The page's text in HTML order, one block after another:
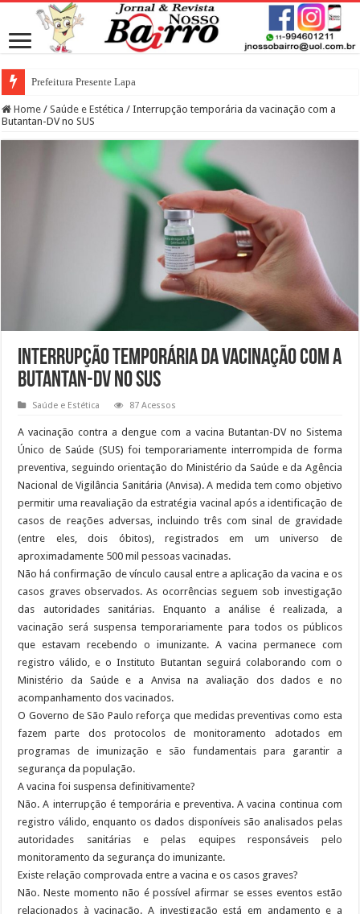
Prefeitura Presente Lapa
Home / Saúde e Estética / Interrupção temporária da vacinação com a
Butantan-DV no SUS
Interrupção temporária da vacinação com a
Butantan-DV no SUS
Saúde e Estética 87 Acessos
A vacinação contra a dengue com a vacina Butantan-DV no Sistema
Único de Saúde (SUS) foi temporariamente interrompida de forma
preventiva, seguindo orientação do Ministério da Saúde e da Agência
Nacional de Vigilância Sanitária (Anvisa). A medida tem como objetivo
permitir uma reavaliação da estratégia vacinal após a identificação de
casos de reações adversas, incluindo três com sinal de gravidade
(entre eles, dois óbitos), registrados em um universo de
aproximadamente 500 mil pessoas vacinadas.
Não há confirmação de vínculo causal entre a aplicação da vacina e os
casos graves observados. As ocorrências seguem sob investigação
das autoridades sanitárias. Enquanto a análise é realizada, a
vacinação será suspensa temporariamente para todos os públicos
que estavam recebendo o imunizante. A vacina permanece com
registro válido, e o Instituto Butantan seguirá colaborando com o
Ministério da Saúde e a Anvisa na avaliação dos dados e no
acompanhamento dos vacinados.
O Governo de São Paulo reforça que medidas preventivas como esta
fazem parte dos protocolos de monitoramento adotados em
programas de imunização e são fundamentais para garantir a
segurança da população.
A vacina foi suspensa definitivamente?
Não. A interrupção é temporária e preventiva. A vacina continua com
registro válido, enquanto os dados disponíveis são analisados pelas
autoridades sanitárias e pelas equipes responsáveis pelo
monitoramento da segurança do imunizante.
Existe relação comprovada entre a vacina e os casos graves?
Não. Neste momento não é possível afirmar se esses eventos estão
relacionados à vacinação. A investigação está em andamento e a